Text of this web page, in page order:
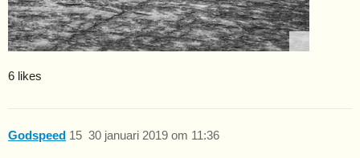
6 likes
Godspeed 30 januari 2019 om 11:36
15